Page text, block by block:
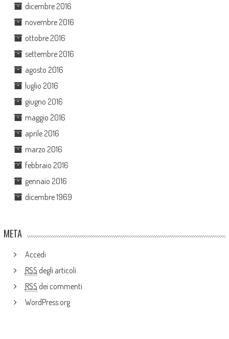
dicembre 2016
novembre 2016
ottobre 2016
settembre 2016
agosto 2016
luglio 2016
giugno 2016
maggio 2016
aprile 2016
marzo 2016
febbraio 2016
gennaio 2016
dicembre 1969
META
Accedi
RSS degli articoli
RSS dei commenti
WordPress.org